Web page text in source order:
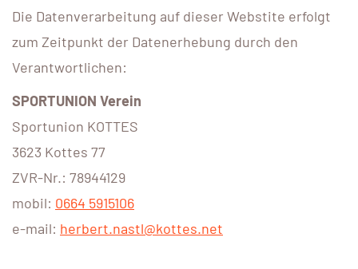
Die Datenverarbeitung auf dieser Webstite erfolgt
zum Zeitpunkt der Datenerhebung durch den
Verantwortlichen:
SPORTUNION Verein
Sportunion KOTTES
3623 Kottes 77
ZVR-Nr.: 78944129
mobil: 0664 5915106
e-mail: herbert.nastl@kottes.net